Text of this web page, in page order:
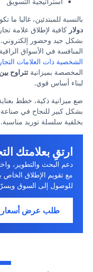
بالنسبة للمبتدئين، غالبا ما
دولار كافية لإطلاق علامة
بشكل جيد وحضور إلكتروني.
المنافسة في الأسواق
الشخصية ذات العلامات
المخصصة بميزانية تتراوح بين 50,000 و100,000 دولار
لبناء أساس قوي.
ضع ميزانية ذكية، خطط
بشكل كبير للنجاح في صناعة
بخلفية سلسلة توريد مناسبة.
ارتقِ بعلامتك
دعم البحث والتطوير،
مع تقويم الإطلاق
للوصول إلى السوق
طلب عرض أسعار